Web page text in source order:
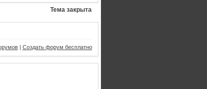
Тема закрыта
| Создать форум бесплатно